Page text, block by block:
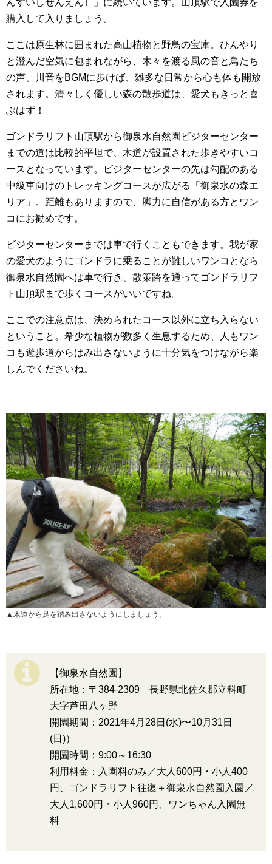
んすいしぜんえん）」に続いています。山頂駅で入園券を
購入して入りましょう。
ここは原生林に囲まれた高山植物と野鳥の宝庫。ひんやり
と澄んだ空気に包まれながら、木々を渡る風の音と鳥たち
の声、川音をBGMに歩けば、雑多な日常から心も体も開放
されます。清々しく優しい森の散歩道は、愛犬もきっと喜
ぶはず！
ゴンドラリフト山頂駅から御泉水自然園ビジターセンター
までの道は比較的平坦で、木道が設置された歩きやすいコ
ースとなっています。ビジターセンターの先は勾配のある
中級車向けのトレッキングコースが広がる「御泉水の森エ
リア」。距離もありますので、脚力に自信がある方とワン
コにお勧めです。
ビジターセンターまでは車で行くこともできます。我が家
の愛犬のようにゴンドラに乗ることが難しいワンコとなら
御泉水自然園へは車で行き、散策路を通ってゴンドラリフ
ト山頂駅まで歩くコースがいいですね。
ここでの注意点は、決められたコース以外に立ち入らない
ということ。希少な植物が数多く生息するため、人もワン
コも遊歩道からはみ出さないように十分気をつけながら楽
しんでくださいね。
▲木道から足を踏み出さないようにしましょう。
【御泉水自然園】
所在地：〒384-2309 長野県北佐久郡立科町
大字芦田八ヶ野
開園期間：2021年4月28日(水)〜10月31日
(日)）
開園時間：9:00～16:30
利用料金：入園料のみ／大人600円・小人400
円、ゴンドラリフト往復＋御泉水自然園入園／
大人1,600円・小人960円、ワンちゃん入園無
料